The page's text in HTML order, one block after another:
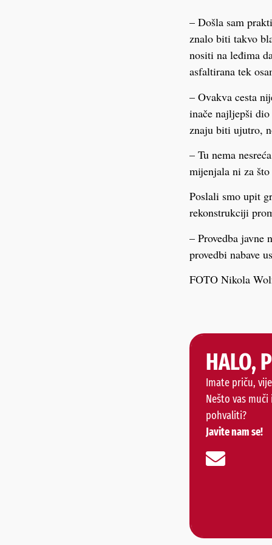
– Došla sam
znalo biti takvo
nositi na leđima
asfaltirana tek
– Ovakva cesta
inače najljepši
znaju biti ujutro,
– Tu nema
mijenjala ni za
Poslali smo upit
rekonstrukciji
– Provedba javne
provedbi nabave
FOTO Nikola
HALO,
Imate priču,
Nešto vas
pohvaliti?
Javite nam se!